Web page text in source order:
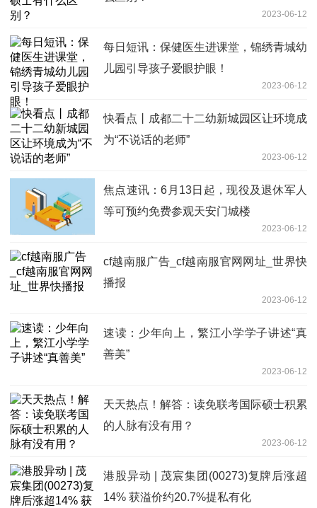
2023-06-12
每日短讯：保健医生进课堂，锦绣青城幼
儿园引导孩子爱眼护眼！
2023-06-12
快看点丨成都二十二幼新城园区让环境成
为“不说话的老师”
2023-06-12
焦点速讯：6月13日起，现役及退休军人
等可预约免费参观天安门城楼
2023-06-12
cf越南服广告_cf越南服官网网址_世界快
播报
2023-06-12
速读：少年向上，繁江小学学子讲述“真
善美”
2023-06-12
天天热点！解答：读免联考国际硕士积累
的人脉有没有用？
2023-06-12
港股异动 | 茂宸集团(00273)复牌后涨超
14% 获溢价约20.7%提私有化